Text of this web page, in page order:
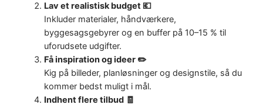
Lav et realistisk budget 💶
Inkluder materialer, håndværkere,
byggesagsgebyrer og en buffer på 10–15 % til
uforudsete udgifter.
Få inspiration og ideer ✏️
Kig på billeder, planløsninger og designstile, så du
kommer bedst muligt i mål.
Indhent flere tilbud 🧾